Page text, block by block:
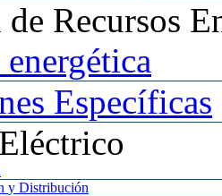
de Recursos
energética
Específicas
Eléctrico
y Distribución